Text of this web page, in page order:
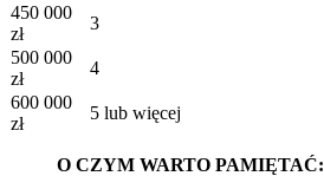
450 000
zł
3
500 000
zł
4
600 000
zł
5 lub więcej
O CZYM WARTO PAMIĘTAĆ: